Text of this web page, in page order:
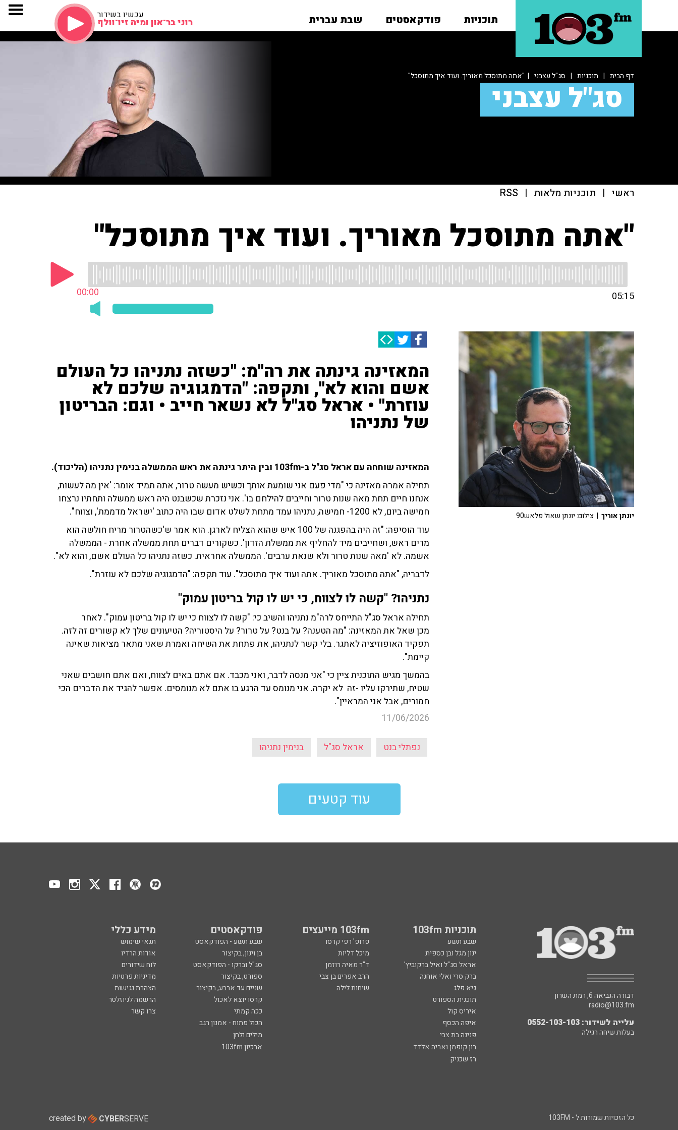
תוכניות פודקאסטים שבת עברית עכשיו בשידור
רוני בר־און ומיה זיו־וולף
דף הבית | תוכניות | סג"ל עצבני | "אתה מתוסכל מאוריך. ועוד איך מתוסכל"
סג"ל עצבני
ראשי | תוכניות מלאות |
RSS
"אתה מתוסכל מאוריך. ועוד איך מתוסכל"
00:00 05:15
המאזינה גינתה את רה"מ: "כשזה נתניהו כל העולם
אשם והוא לא", ותקפה: "הדמגוגיה שלכם לא
עוזרת" • אראל סג"ל לא נשאר חייב • וגם: הבריטון
של נתניהו
המאזינה שוחחה עם אראל סג"ל ב-103fm ובין היתר גינתה את ראש הממשלה בנימין נתניהו (הליכוד).
תחילה אמרה מאזינה כי "מדי פעם אני שומעת אותך וכשיש מעשה טרור, אתה תמיד אומר: 'אין מה לעשות,
אנחנו חיים תחת מאה שנות טרור וחייבים להילחם בו'. אני נזכרת שכשבנט היה ראש ממשלה ותחתיו נרצחו
חמישה ביום, לא 1200- חמישה, נתניהו עמד מתחת לשלט אדום שבו היה כתוב 'ישראל מדממת', וצווח".
עוד הוסיפה: "זה היה בהפגנה של 100 איש שהוא הצליח לארגן. הוא אמר ש'כשהטרור מריח חולשה הוא
מרים ראש, ושחייבים מיד להחליף את ממשלת הזדון'. כשקורים דברים תחת ממשלה אחרת - הממשלה
אשמה. לא 'מאה שנות טרור ולא שנאת ערבים'. הממשלה אחראית. כשזה נתניהו כל העולם אשם, והוא לא".
לדבריה, "אתה מתוסכל מאוריך. אתה ועוד איך מתוסכל". עוד תקפה: "הדמגוגיה שלכם לא עוזרת".
נתניהו? "קשה לו לצווח, כי יש לו קול בריטון עמוק"
תחילה אראל סג"ל התייחס לרה"מ נתניהו והשיב כי: "קשה לו לצווח כי יש לו קול בריטון עמוק". לאחר
מכן שאל את המאזינה: "מה הטענה? על בנט? על טרור? על היסטוריה? הטיעונים שלך לא קשורים זה לזה.
תפקיד האופוזיציה לאתגר. בלי קשר לנתניהו, את פתחת את השיחה ואמרת שאני מתאר מציאות שאינה
קיימת".
בהמשך מגיש התוכנית ציין כי "אני מנסה לדבר, ואני מכבד. אם אתם באים לצווח, ואם אתם חושבים שאני
שטיח, שתירקו עליו -זה לא יקרה. אני מנומס עד הרגע בו אתם לא מנומסים. אפשר להגיד את הדברים הכי
חמורים, אבל אני המראיין".
11/06/2026
נפתלי בנט אראל סג"ל בנימין נתניהו
יונתן אוריך | צילום: יונתן שאול פלאש90
עוד קטעים
תוכניות 103fm 103fm מייעצים פודקאסטים מידע כללי
שבע תשע פרופ' רפי קרסו שבע תשע - הפודקאסט
תנאי שימוש
ינון מגל ובן כספית
מיכל דליות בן וינון, בקיצור
אודות הרדיו
אראל סג"ל ואיל ברקוביץ'
ד"ר מאיה רוזמן סג"ל וברקו - הפודקאסט
לוח שידורים
ברק סרי ואלי אוחנה
הרב אפרים בן צבי ספורט, בקיצור
מדיניות פרטיות
גיא פלג
שיחות לילה שניים עד ארבע, בקיצור
הצהרת נגישות
תוכנית הספורט
קרסו יוצא לאכול
הרשמה לניוזלטר
איריס קול
ככה קמתי
צרו קשר
איפה הכסף
הכול פתוח - אמנון רגב
פנינה בת צבי
מילים ולחן
רון קופמן ואריה אלדד
ארכיון 103fm
רז שכניק
דבורה הנביאה 6, רמת השרון
radio@103.fm
עלייה לשידור: 0552-103-103
בעלות שיחה רגילה
כל הזכויות שמורות ל - 103FM created by CYBERSERVE